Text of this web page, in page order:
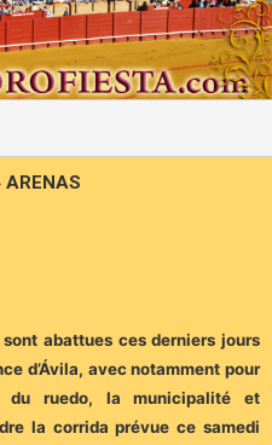
ARENAS
abattues ces derniers jours
d’Ávila, avec notamment pour
du ruedo, la municipalité et
la corrida prévue ce samedi